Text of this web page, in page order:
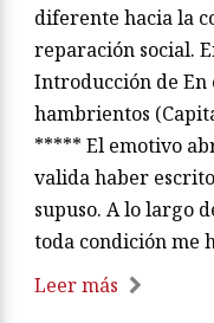
diferente hacia la
reparación social.
Introducción de En
hambrientos
***** El emotivo
valida haber
supuso. A lo largo
toda condición me
Leer más